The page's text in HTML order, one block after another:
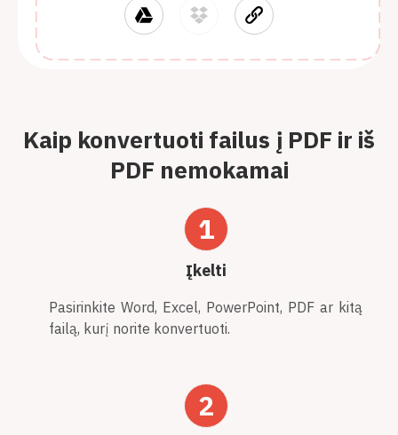
Kaip konvertuoti failus į PDF ir iš
PDF nemokamai
1
Įkelti
Pasirinkite Word, Excel, PowerPoint, PDF ar kitą
failą, kurį norite konvertuoti.
2